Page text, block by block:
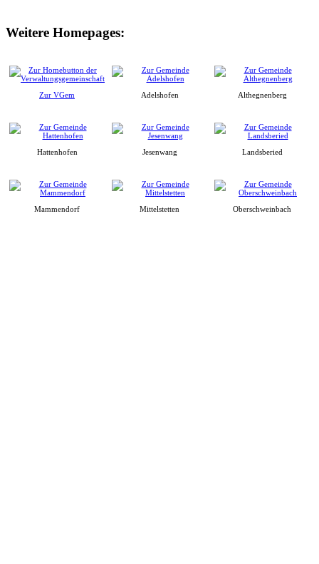
Weitere Homepages:
Zur VGem Adelshofen Althegnenberg
Hattenhofen Jesenwang Landsberied
Mammendorf Mittelstetten Oberschweinbach